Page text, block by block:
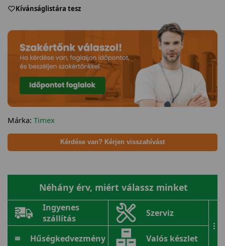
Kívánságlistára tesz
Márka: Timex
Kérdése van? Kérjen visszahívást
Néhány érv, miért válassz minket
Ingyenes
szállítás
Szerviz
Hűségkedvezmény Valós készlet
...